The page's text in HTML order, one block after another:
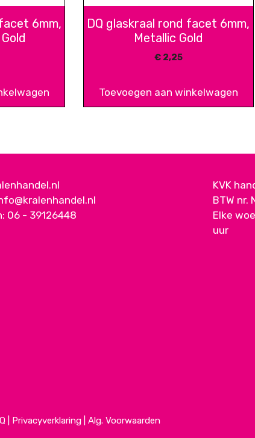
6mm,
DQ glaskraal rond facet 6mm,
Metallic Gold
€2,25
Toevoegen aan winkelwagen
06 - 39126448
KVK
BTW nr.
Elke
uur
| Privacyverklaring| Alg. Voorwaarden